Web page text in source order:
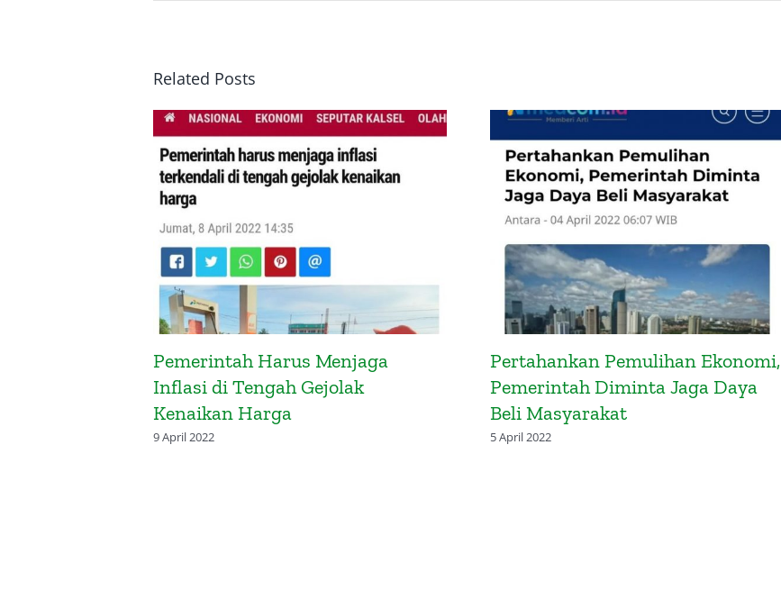
Related Posts
Pemerintah Harus Menjaga
Inflasi di Tengah Gejolak
Kenaikan Harga
9 April 2022
Pertahankan Pemulihan Ekonomi,
Pemerintah Diminta Jaga Daya
Beli Masyarakat
5 April 2022